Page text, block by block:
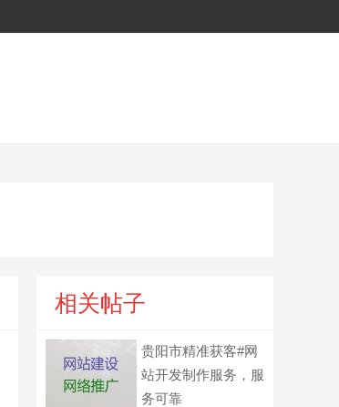
相关帖子
贵阳市精准获客#网
站开发制作服务，服
务可靠